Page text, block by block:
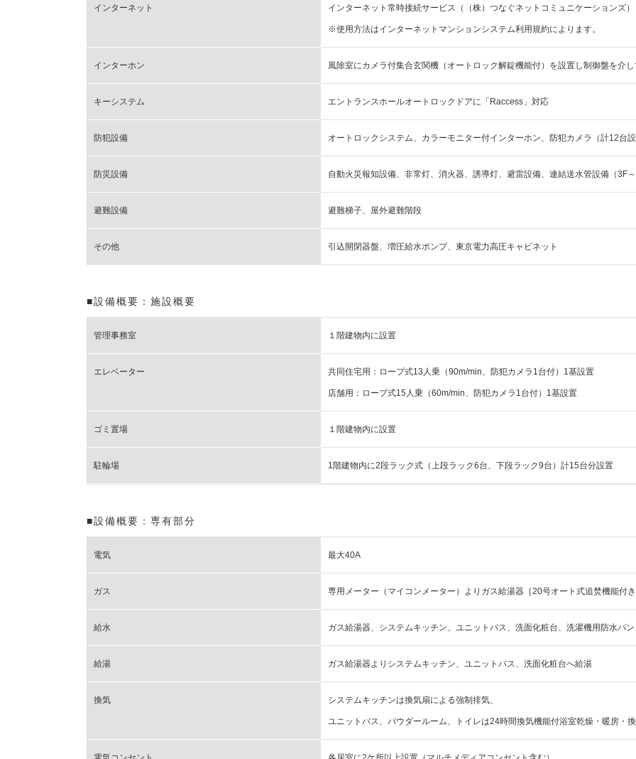
インターネット インターネット常時接続サービス（（株）つなぐネットコミュニケーションズ）
※使用方法はインターネットマンションシステム利用規約によります。
インターホン 風除室にカメラ付集合玄関機（オートロック解錠機能付）を設置し制御盤を介
キーシステム エントランスホールオートロックドアに「Raccess」対応
防犯設備 オートロックシステム、カラーモニター付インターホン、防犯カメラ（計12台設
防災設備 自動火災報知設備、非常灯、消火器、誘導灯、避雷設備、連結送水管設備（3F～
避難設備 避難梯子、屋外避難階段
その他 引込開閉器盤、増圧給水ポンプ、東京電力高圧キャビネット
■設備概要：施設概要
管理事務室 １階建物内に設置
エレベーター 共同住宅用：ロープ式13人乗（90m/min、防犯カメラ1台付）1基設置
店舗用：ロープ式15人乗（60m/min、防犯カメラ1台付）1基設置
ゴミ置場 １階建物内に設置
駐輪場 1階建物内に2段ラック式（上段ラック6台、下段ラック9台）計15台分設置
■設備概要：専有部分
電気 最大40A
ガス 専用メーター（マイコンメーター）よりガス給湯器［20号オート式追焚機能付
給水 ガス給湯器、システムキッチン、ユニットバス、洗面化粧台、洗濯機用防水パ
給湯 ガス給湯器よりシステムキッチン、ユニットバス、洗面化粧台へ給湯
換気 システムキッチンは換気扇による強制排気、
ユニットバス、パウダールーム、トイレは24時間換気機能付浴室乾燥・暖房・